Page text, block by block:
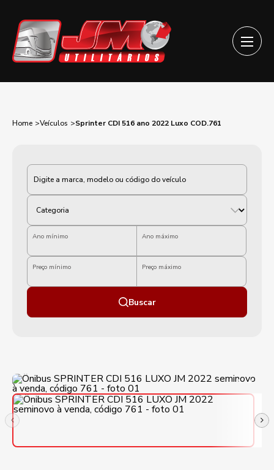
Home Veículos Sprinter CDI 516 ano 2022 Luxo COD.761
Categoria
Ano mínimo Ano máximo
Preço mínimo Preço máximo
Buscar